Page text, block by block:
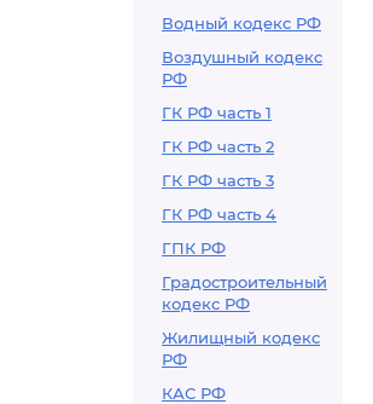
Водный кодекс РФ
Воздушный кодекс
РФ
ГК РФ часть 1
ГК РФ часть 2
ГК РФ часть 3
ГК РФ часть 4
ГПК РФ
Градостроительный
кодекс РФ
Жилищный кодекс
РФ
КАС РФ